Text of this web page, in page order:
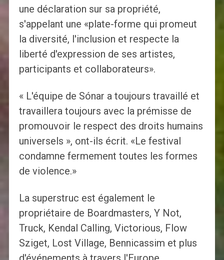
une déclaration sur sa propriété,
s'appelant une «plate-forme qui promeut
la diversité, l'inclusion et respecte la
liberté d'expression de ses artistes,
participants et collaborateurs».
« L'équipe de Sónar a toujours travaillé et
travaillera toujours avec la prémisse de
promouvoir le respect des droits humains
universels », ont-ils écrit. «Le festival
condamne fermement toutes les formes
de violence.»
La superstruc est également le
propriétaire de Boardmasters, Y Not,
Truck, Kendal Calling, Victorious, Flow
Sziget, Lost Village, Bennicassim et plus